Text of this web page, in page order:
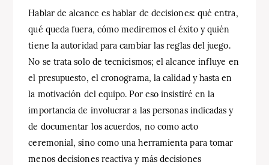
Hablar de alcance es hablar de decisiones: qué entra,
qué queda fuera, cómo mediremos el éxito y quién
tiene la autoridad para cambiar las reglas del juego.
No se trata solo de tecnicismos; el alcance influye en
el presupuesto, el cronograma, la calidad y hasta en
la motivación del equipo. Por eso insistiré en la
importancia de involucrar a las personas indicadas y
de documentar los acuerdos, no como acto
ceremonial, sino como una herramienta para tomar
menos decisiones reactiva y más decisiones